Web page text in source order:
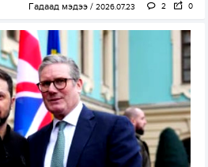
Гадаад мэдээ 2026.07.23 2 0